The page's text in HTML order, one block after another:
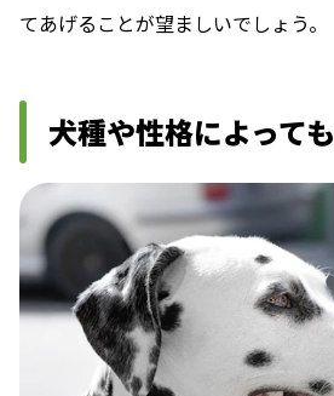
てあげることが望ましいでしょう。
犬種や性格によっても